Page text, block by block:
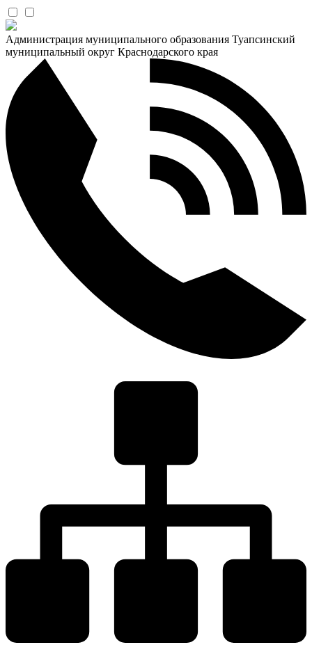
Администрация муниципального образования Туапсинский
муниципальный округ Краснодарского края